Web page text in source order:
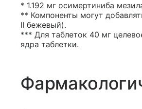
* 1.192 мг осимертиниба
** Компоненты могут
II бежевый).
*** Для таблеток 40 мг
ядра таблетки.